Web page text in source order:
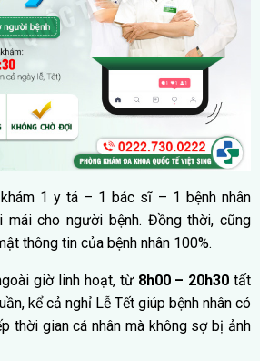
1 y tá – 1 bác sĩ – 1 bệnh nhân
cho người bệnh. Đồng thời, cũng
thông tin của bệnh nhân 100%.
giờ linh hoạt, từ 8h00 – 20h30 tất
kể cả nghỉ Lễ Tết giúp bệnh nhân có
thời gian cá nhân mà không sợ bị ảnh